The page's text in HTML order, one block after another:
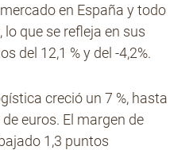
en España y todo
que se refleja en sus
del 12,1 % y del -4,2%.
creció un 7 %, hasta
euros. El margen de
1,3 puntos